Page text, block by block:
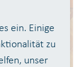
ein. Einige
zu
unser